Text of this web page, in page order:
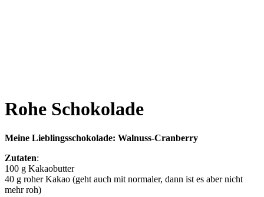
Rohe Schokolade
Mei­ne Lieb­lings­scho­ko­la­de: Walnuss-Cranberry
Zuta­ten:
100 g Kakaobutter
40 g roher Kakao (geht auch mit nor­ma­ler, dann ist es aber nicht
mehr roh)